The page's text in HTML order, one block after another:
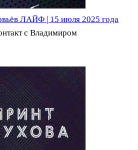
ЛАЙФ | 15 июля 2025 года
с Владимиром